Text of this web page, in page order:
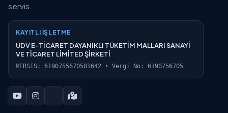
servis.
KAYITLI İŞLETME
UDV E-TİCARET DAYANIKLI TÜKETİM MALLARI SANAYİ
VE TİCARET LİMİTED ŞİRKETİ
MERSİS: 6190755670581642 • Vergi No: 6190756705